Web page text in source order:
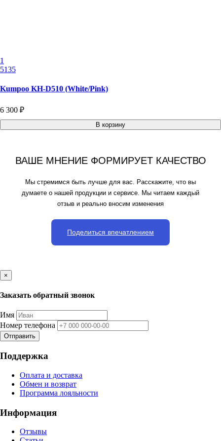
1
5135
Kumpoo KH-D510 (White/Pink)
6 300 ₽
В корзину
ВАШЕ МНЕНИЕ ФОРМИРУЕТ КАЧЕСТВО
Мы стремимся быть лучше для вас. Расскажите, что вы
думаете о нашей продукции и сервисе. Мы читаем каждый
отзыв и реально вносим изменения
Поделиться впечатлением
×
Заказать обратный звонок
Имя
Номер телефона
Отправить
Поддержка
Оплата и доставка
Обмен и возврат
Программа лояльности
Информация
Отзывы